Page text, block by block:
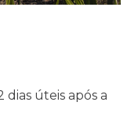
úteis após a